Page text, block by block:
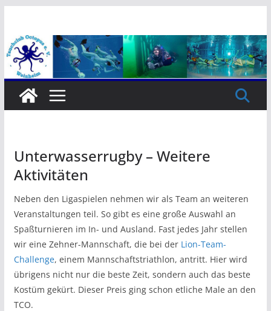
springen
Unterwasserrugby – Weitere
Aktivitäten
Neben den Ligaspielen nehmen wir als Team an weiteren
Veranstaltungen teil. So gibt es eine große Auswahl an
Spaßturnieren im In- und Ausland. Fast jedes Jahr stellen
wir eine Zehner-Mannschaft, die bei der Lion-Team-
Challenge, einem Mannschaftstriathlon, antritt. Hier wird
übrigens nicht nur die beste Zeit, sondern auch das beste
Kostüm gekürt. Dieser Preis ging schon etliche Male an den
TCO.